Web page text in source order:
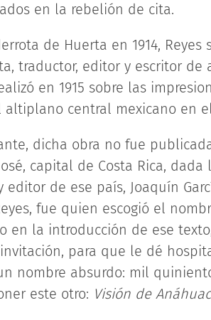
en la rebelión de cita.
de Huerta en 1914,
traductor, editor y escritor de
en 1915 sobre las
altiplano central mexicano en
dicha obra no fue
capital de Costa Rica,
editor de ese país, Joaquín
fue quien escogió el
en la introducción de ese
para que le dé
nombre absurdo: mil
este otro: Visión de Anáhuac